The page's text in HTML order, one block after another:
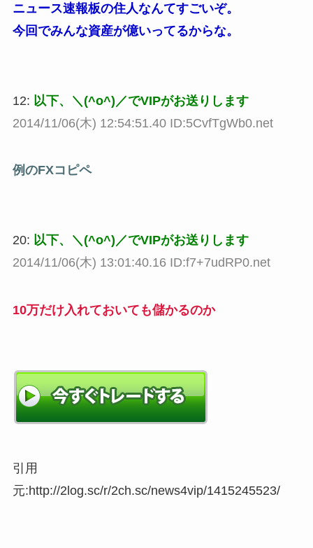
ニュース速報板の住人なんてすごいぞ。
今回でみんな資産が億いってるからな。
12: 以下、＼(^o^)／でVIPがお送りします
2014/11/06(木) 12:54:51.40 ID:5CvfTgWb0.net
例のFXコピペ
20: 以下、＼(^o^)／でVIPがお送りします
2014/11/06(木) 13:01:40.16 ID:f7+7udRP0.net
10万だけ入れておいても儲かるのか
引用
元:http://2log.sc/r/2ch.sc/news4vip/1415245523/